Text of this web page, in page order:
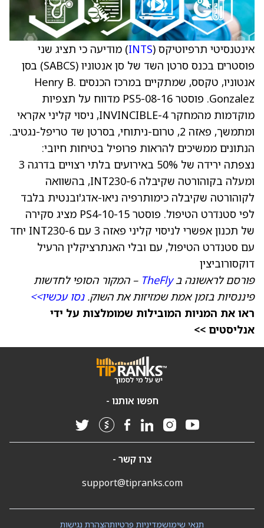
אינטנסיטי תרפיוטיקס (INTS) מודיעה כי תציג שני
פוסטרים בכנס סרטן השד של סן אנטוניו (SABCS) בסן
אנטוניו, טקסס, שמתקיים במרכז הכנסים Henry B.
Gonzalez. פוסטר PS5-08-16 מדווח על תצפיות
מוקדמות מהמחקר INVINCIBLE-4, ניסוי קליני אקראי
ומתמשך, פאזה 2, טרום-ניתוחי, בסרטן שד טריפל-נגטיב.
הנתונים ממשיכים להראות פרופיל בטיחות חיובי:
נצפתה ירידה של 50% באירועים בלתי רצויים בדרגה 3
ומעלה בקוהורטה שקיבלה INT230-6, בהשוואה
לקוהורטה שקיבלה כימותרפיה ניאו-אדג'ובנטית בלבד
לפי סטנדרט הטיפול. פוסטר PS4-10-15 מציג סקירה
של תכנון אפשרי לניסוי קליני פאזה 3 עם INT230-6 יחד
עם סטנדרט הטיפול, עם ובלי האנתרציקלין הרעיל
דוקסורוביצין
פורסם לראשונה בTheFly – המקור הסופי לחדשות
פיננסיות בזמן אמת שמזיזות את השוק.נסו עכשיו>>
ראו את המניות המובילות שמומלצות על ידי
אנליסטים >>
חפשו אותנו -
צרו קשר -
support@tipranks.com
הצהרת נגישותמדיניות פרטיותתנאי שימוש